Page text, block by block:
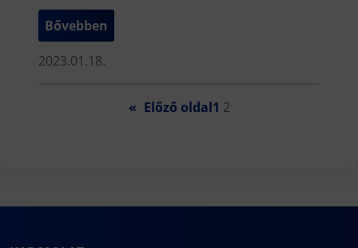
Bővebben
2023.01.18.
« Előző oldal1 2